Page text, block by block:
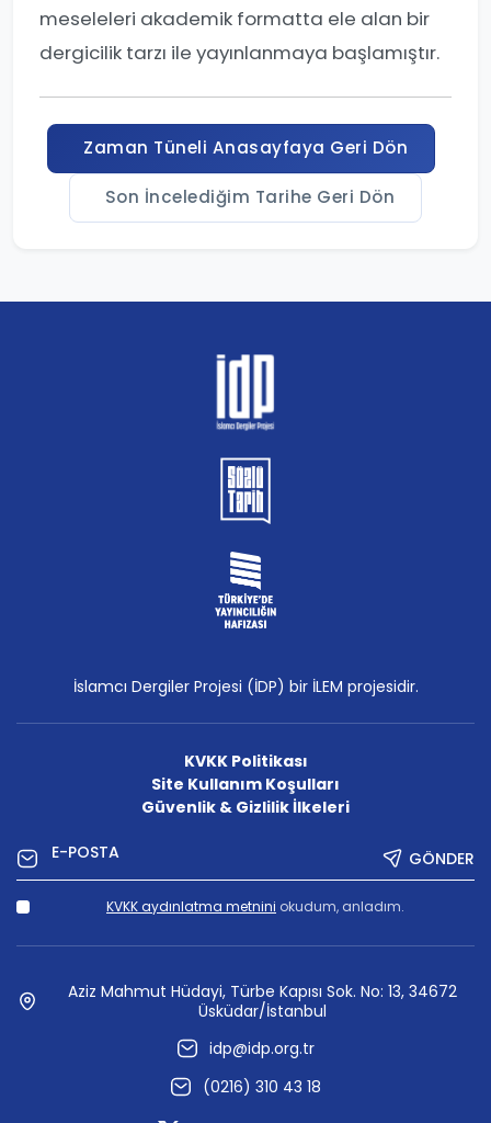
meseleleri akademik formatta ele alan bir
dergicilik tarzı ile yayınlanmaya başlamıştır.
Zaman Tüneli Anasayfaya Geri Dön
Son İncelediğim Tarihe Geri Dön
İslamcı Dergiler Projesi (İDP) bir İLEM projesidir.
KVKK Politikası
Site Kullanım Koşulları
Güvenlik & Gizlilik İlkeleri
GÖNDER
KVKK aydınlatma metnini okudum, anladım.
Aziz Mahmut Hüdayi, Türbe Kapısı Sok. No: 13, 34672
Üsküdar/İstanbul
idp@idp.org.tr
(0216) 310 43 18